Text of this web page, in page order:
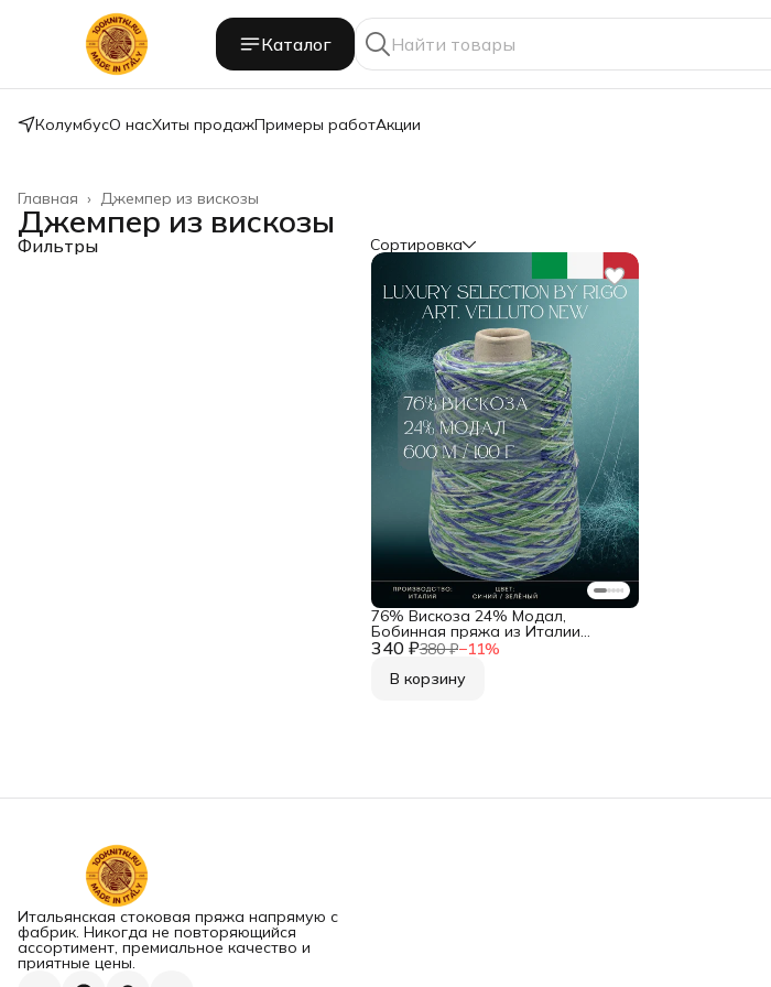
Каталог
КолумбусО насХиты продажПримеры работАкции
Джемпер из вискозы
Главная ›
Джемпер из вискозы
Фильтры Сортировка
340 ₽380 ₽−11%
76% Вискоза 24% Модал,
Бобинная пряжа из Италии
Luxury Selection by Ri.Go Art.
В корзину
Итальянская стоковая пряжа напрямую с
фабрик. Никогда не повторяющийся
ассортимент, премиальное качество и
приятные цены.